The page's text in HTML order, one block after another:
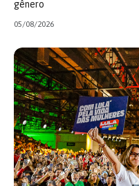
gênero
05/08/2026